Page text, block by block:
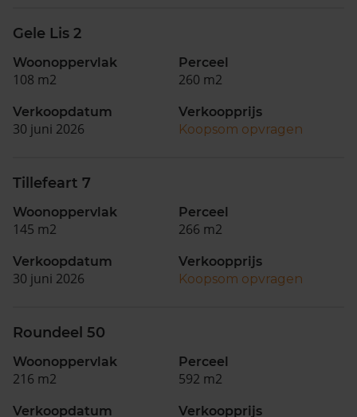
Gele Lis 2
Woonoppervlak
108 m2
Perceel
260 m2
Verkoopdatum
30 juni 2026
Verkoopprijs
Koopsom opvragen
Tillefeart 7
Woonoppervlak
145 m2
Perceel
266 m2
Verkoopdatum
30 juni 2026
Verkoopprijs
Koopsom opvragen
Roundeel 50
Woonoppervlak
216 m2
Perceel
592 m2
Verkoopdatum Verkoopprijs